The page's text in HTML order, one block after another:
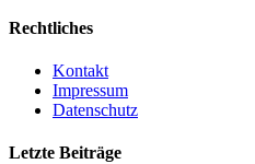
Rechtliches
Kontakt
Impressum
Datenschutz
Letzte Beiträge